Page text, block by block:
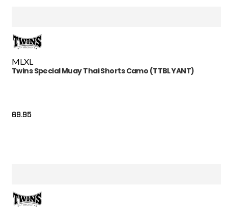
MLXL
Twins Special Muay Thai Shorts Camo (TTBL YANT)
69.95